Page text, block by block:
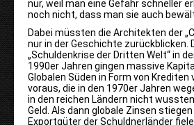
nur, weil man eine Gefahr schneller
noch nicht, dass man sie auch
Dabei müssten die Architekten der
nur in der Geschichte zurückblicken.
„Schuldenkrise der Dritten Welt“ in
1990er Jahren gingen massive
Globalen Süden in Form von Krediten
voraus, die in den 1970er Jahren
in den reichen Ländern nicht
Geld. Als dann globale Zinsen
Exportgüter der Schuldnerländer